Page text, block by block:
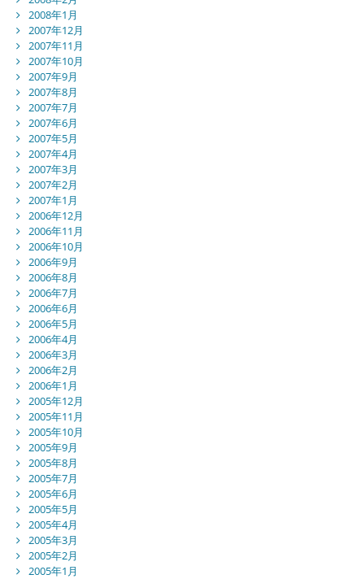
2008年1月
2007年12月
2007年11月
2007年10月
2007年9月
2007年8月
2007年7月
2007年6月
2007年5月
2007年4月
2007年3月
2007年2月
2007年1月
2006年12月
2006年11月
2006年10月
2006年9月
2006年8月
2006年7月
2006年6月
2006年5月
2006年4月
2006年3月
2006年2月
2006年1月
2005年12月
2005年11月
2005年10月
2005年9月
2005年8月
2005年7月
2005年6月
2005年5月
2005年4月
2005年3月
2005年2月
2005年1月